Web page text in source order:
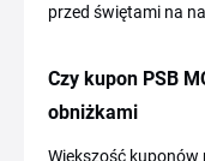
przed świętami na
Czy kupon PSB
obniżkami
Większość kuponów